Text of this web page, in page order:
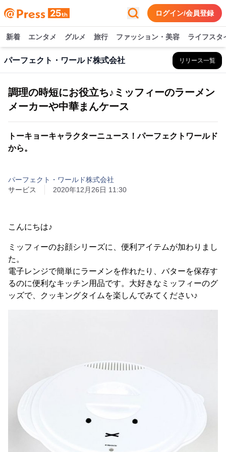
ログイン/会員登録
新着 エンタメ グルメ 旅行 ファッション・美容 ライフスタ
パーフェクト・ワールド株式会社 リリース一覧
調理の時短にお役立ち♪ミッフィーのラーメン
メーカーや中華まんケース
トーキョーキャラクターニュース！パーフェクトワールド
から。
パーフェクト・ワールド株式会社
サービス
2020年12月26日 11:30
こんにちは♪
ミッフィーのお顔シリーズに、便利アイテムが加わりまし
た。
電子レンジで簡単にラーメンを作れたり、バターを保存す
るのに便利なキッチン用品です。大好きなミッフィーのグ
ッズで、クッキングタイムを楽しんでみてください♪